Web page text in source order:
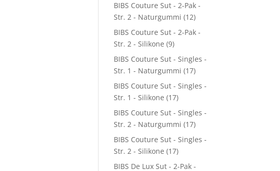
BIBS Couture Sut - 2-Pak -
Str. 2 - Naturgummi (12)
BIBS Couture Sut - 2-Pak -
Str. 2 - Silikone (9)
BIBS Couture Sut - Singles -
Str. 1 - Naturgummi (17)
BIBS Couture Sut - Singles -
Str. 1 - Silikone (17)
BIBS Couture Sut - Singles -
Str. 2 - Naturgummi (17)
BIBS Couture Sut - Singles -
Str. 2 - Silikone (17)
BIBS De Lux Sut - 2-Pak -